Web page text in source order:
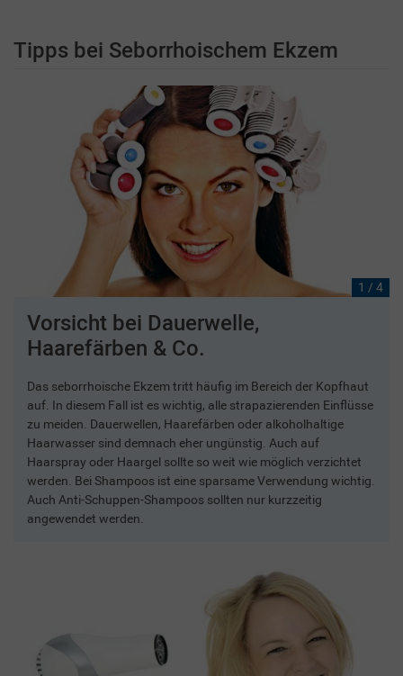
Tipps bei Seborrhoischem Ekzem
1 / 4
Vorsicht bei Dauerwelle,
Haarefärben & Co.
Das seborrhoische Ekzem tritt häufig im Bereich der Kopfhaut
auf. In diesem Fall ist es wichtig, alle strapazierenden Einflüsse
zu meiden. Dauerwellen, Haarefärben oder alkoholhaltige
Haarwasser sind demnach eher ungünstig. Auch auf
Haarspray oder Haargel sollte so weit wie möglich verzichtet
werden. Bei Shampoos ist eine sparsame Verwendung wichtig.
Auch Anti-Schuppen-Shampoos sollten nur kurzzeitig
angewendet werden.